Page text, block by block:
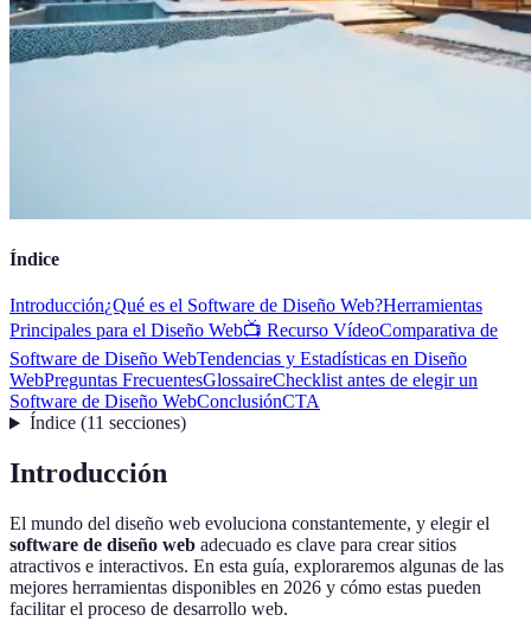
Índice
Introducción¿Qué es el Software de Diseño Web?Herramientas
Principales para el Diseño Web📺 Recurso VídeoComparativa de
Software de Diseño WebTendencias y Estadísticas en Diseño
WebPreguntas FrecuentesGlossaireChecklist antes de elegir un
Software de Diseño WebConclusiónCTA
Índice(11 secciones)
Introducción
El mundo del diseño web evoluciona constantemente, y elegir el
software de diseño web adecuado es clave para crear sitios
atractivos e interactivos. En esta guía, exploraremos algunas de las
mejores herramientas disponibles en 2026 y cómo estas pueden
facilitar el proceso de desarrollo web.